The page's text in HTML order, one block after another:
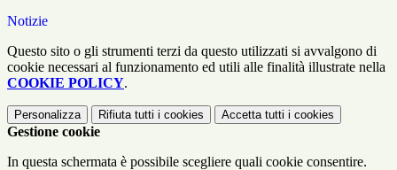
Notizie
Questo sito o gli strumenti terzi da questo utilizzati si avvalgono di
cookie necessari al funzionamento ed utili alle finalità illustrate nella
COOKIE POLICY.
Personalizza Rifiuta tutti i cookies Accetta tutti i cookies
Gestione cookie
In questa schermata è possibile scegliere quali cookie consentire.